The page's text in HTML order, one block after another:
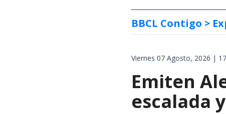
BBCL Contigo >
Viernes 07 Agosto, 2026 |
Emiten
escalada